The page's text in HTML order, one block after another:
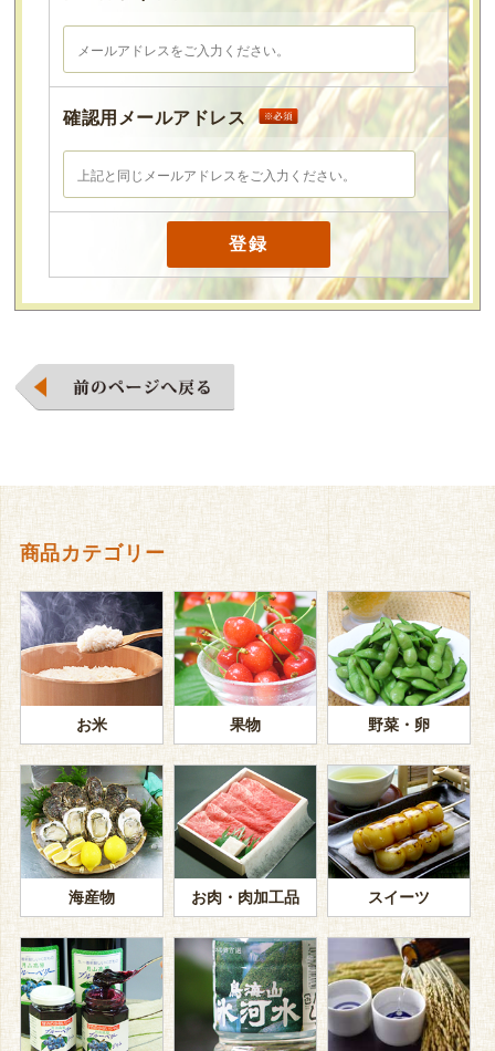
確認用メールアドレス
商品カテゴリー
お米 果物 野菜・卵
海産物 お肉・肉加工品 スイーツ